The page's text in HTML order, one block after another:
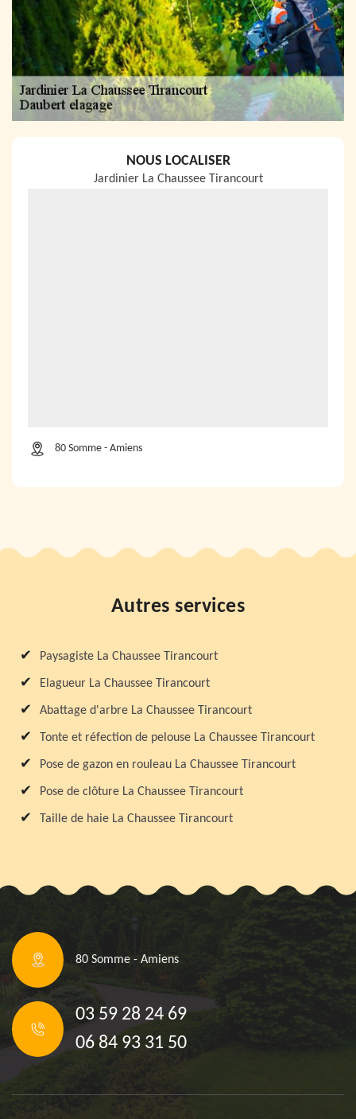
NOUS LOCALISER
Jardinier La Chaussee Tirancourt
80 Somme - Amiens
Autres services
Paysagiste La Chaussee Tirancourt
Elagueur La Chaussee Tirancourt
Abattage d'arbre La Chaussee Tirancourt
Tonte et réfection de pelouse La Chaussee Tirancourt
Pose de gazon en rouleau La Chaussee Tirancourt
Pose de clôture La Chaussee Tirancourt
Taille de haie La Chaussee Tirancourt
80 Somme - Amiens
03 59 28 24 69
06 84 93 31 50